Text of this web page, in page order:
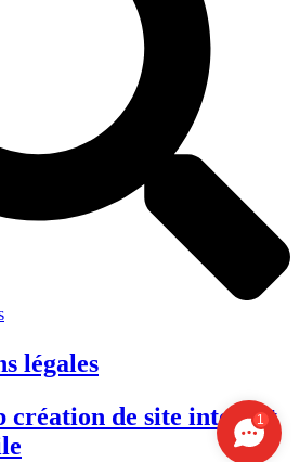
légales
création de site internet
1